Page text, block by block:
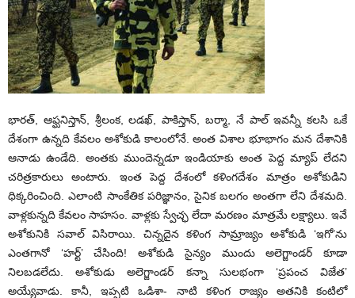
భారత్, ఆఫ్ఘనిస్తాన్, శ్రీలంక, లడఖ్, పాకిస్తాన్, బర్మా, నే పాల్ ఇవన్నీ కలసి ఒకే
దేశంగా ఉన్నది కేవలం అశోకుడి కాలంలోనే. అంత విశాల భూభాగం మన దేశానికి
ఆనాడు ఉండేది. అంతకు ముందెన్నడూ ఇండియాకు అంత పెద్ద మ్యాప్ లేదని
చరిత్రకారులు అంటారు. ఇంత పెద్ద దేశంలో కళింగదేశం మాత్రం అశోకుడిని
ధిక్కరించింది. ఎలాంటి సాంకేతిక పరిజ్ఞానం, సైనిక బలగం అంతగా లేని దేశమది.
వాళ్లకున్నది కేవలం సాహసం. వాళ్లకు స్వేచ్ఛ లేదా మరణం మాత్రమే లక్ష్యాలు. ఇవే
అశోకునికి సవాల్ విసిరాయి. చిన్నదైన కళింగ సామ్రాజ్యం అశోకుడి ‘ఇగో’ను
ఎంతగానో ‘హర్ట్’ చేసింది! అశోకుడి సైన్యం ముందు అలెగ్జాండర్ కూడా
నిలబడలేదు. అశోకుడు అలెగ్జాండర్ కన్నా సులభంగా ‘ప్రపంచ విజేత’
అయ్యేవాడు. కానీ, ఇప్పటి ఒడిశా- నాటి కళింగ రాజ్యం అతనికి కంటిలో